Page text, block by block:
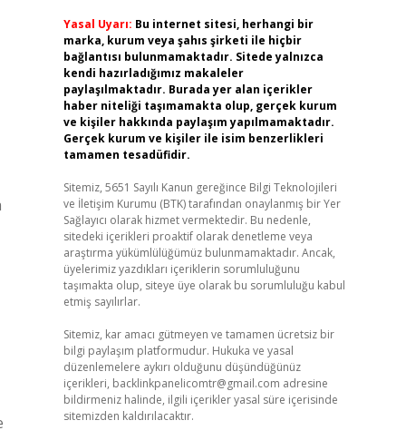
Yasal Uyarı: Bu internet sitesi, herhangi bir
marka, kurum veya şahıs şirketi ile hiçbir
bağlantısı bulunmamaktadır. Sitede yalnızca
kendi hazırladığımız makaleler
paylaşılmaktadır. Burada yer alan içerikler
haber niteliği taşımamakta olup, gerçek kurum
ve kişiler hakkında paylaşım yapılmamaktadır.
Gerçek kurum ve kişiler ile isim benzerlikleri
tamamen tesadüfidir.
Sitemiz, 5651 Sayılı Kanun gereğince Bilgi Teknolojileri
ve İletişim Kurumu (BTK) tarafından onaylanmış bir Yer
Sağlayıcı olarak hizmet vermektedir. Bu nedenle,
sitedeki içerikleri proaktif olarak denetleme veya
araştırma yükümlülüğümüz bulunmamaktadır. Ancak,
üyelerimiz yazdıkları içeriklerin sorumluluğunu
taşımakta olup, siteye üye olarak bu sorumluluğu kabul
etmiş sayılırlar.
Sitemiz, kar amacı gütmeyen ve tamamen ücretsiz bir
bilgi paylaşım platformudur. Hukuka ve yasal
düzenlemelere aykırı olduğunu düşündüğünüz
içerikleri, backlinkpanelicomtr@gmail.com adresine
bildirmeniz halinde, ilgili içerikler yasal süre içerisinde
sitemizden kaldırılacaktır.